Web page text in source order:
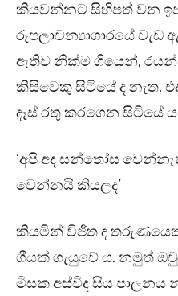
කියවන්නට සිහිපත් වන
රූපලාවන්‍යාගාරයේ වැඩ
ඇතිව නික්ම ගියෙන්,
කිසිවෙකු සිටියේ ද නැත.
දෑස් රතු කරගෙන සිටියේ
‘අපි අද සන්තෝස
වෙන්නයි කියලද’
කියමින් විජිත ද
ගීයක් ගැයුවේ ය. නමුත්
මිසක අස්විද සිය